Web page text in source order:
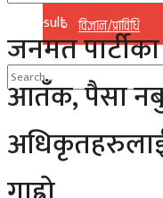
विज्ञान/प्राविधि
No Result
View All Result
No Result
View All Result
जनमत
आतँक, पैसा